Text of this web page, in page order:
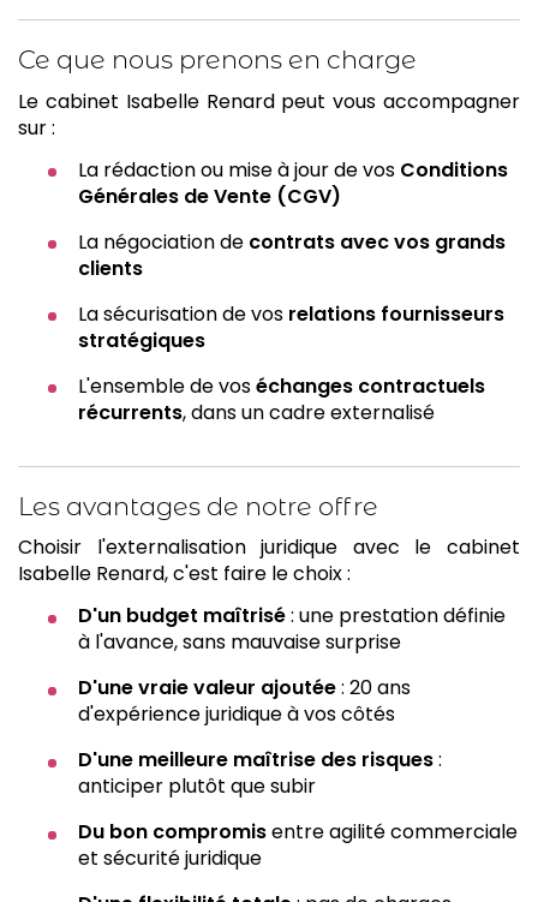
Ce que nous prenons en charge
Le cabinet Isabelle Renard peut vous accompagner
sur :
La rédaction ou mise à jour de vos Conditions
Générales de Vente (CGV)
La négociation de contrats avec vos grands
clients
La sécurisation de vos relations fournisseurs
stratégiques
L'ensemble de voséchanges contractuels
récurrents, dans un cadre externalisé
Les avantages de notre offre
Choisir l'externalisation juridique avec le cabinet
Isabelle Renard, c'est faire le choix :
D'un budget maîtrisé: une prestation définie
à l'avance, sans mauvaise surprise
D'une vraie valeur ajoutée: 20 ans
d'expérience juridique à vos côtés
D'une meilleure maîtrise des risques:
anticiper plutôt que subir
Du bon compromisentre agilité commerciale
et sécurité juridique